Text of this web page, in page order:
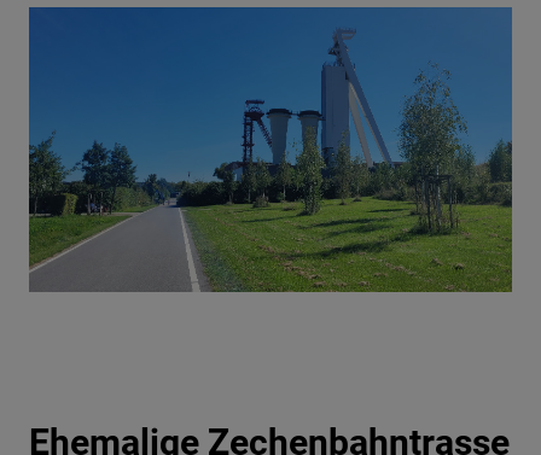
Ehemalige Zechenbahntrasse